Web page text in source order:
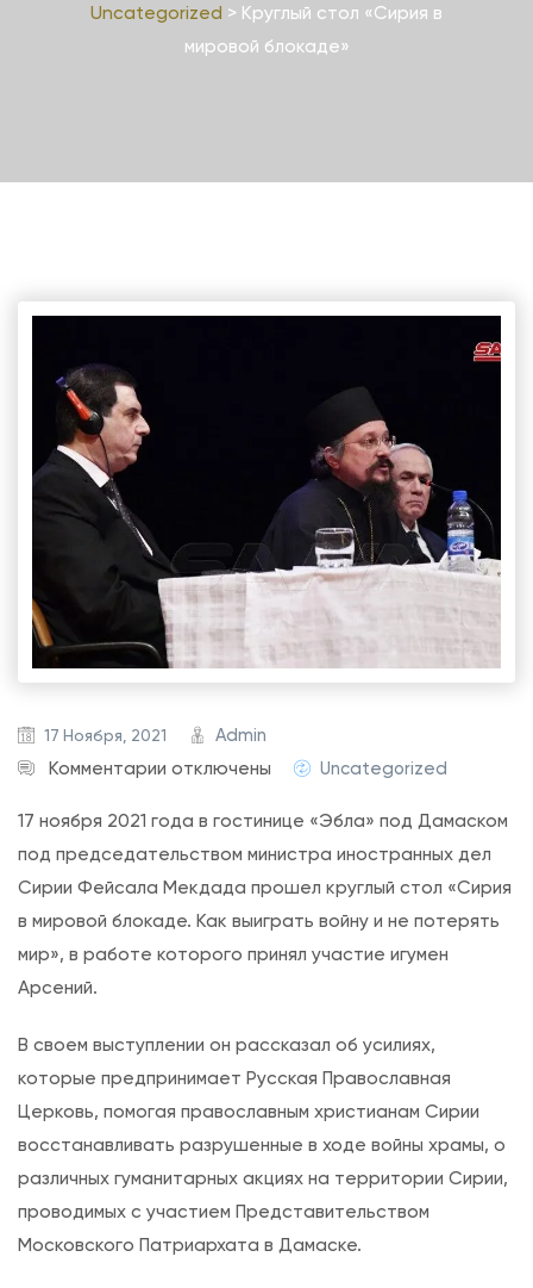
Uncategorized > Круглый стол «Сирия в
мировой блокаде»
17 Ноября, 2021
Admin
Комментарии к
а
п
и
с
и
отключены Uncategorized
17 ноября 2021 года в гостинице «Эбла» под Дамаском
под председательством министра иностранных дел
Сирии Фейсала Мекдада прошел круглый стол «Сирия
в мировой блокаде. Как выиграть войну и не потерять
мир», в работе которого принял участие игумен
Арсений.
В своем выступлении он рассказал об усилиях,
которые предпринимает Русская Православная
Церковь, помогая православным христианам Сирии
восстанавливать разрушенные в ходе войны храмы, о
различных гуманитарных акциях на территории Сирии,
проводимых с участием Представительством
Московского Патриархата в Дамаске.